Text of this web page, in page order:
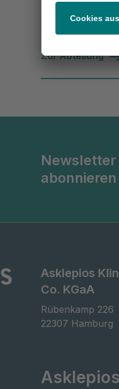
Robert-Bosch-
63225 Langen
(0 61 03) 3131-
Zur Abteilung
Newsletter
abonnieren
Asklepios
Co. KGaA
Rübenkamp 226
22307 Hamburg